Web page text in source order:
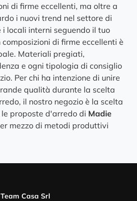
di firme eccellenti, ma oltre a
i nuovi trend nel settore di
locali interni seguendo il tuo
di firme eccellenti è
Materiali pregiati,
e ogni tipologia di consiglio
Per chi ha intenzione di unire
qualità durante la scelta
il nostro negozio è la scelta
proposte d'arredo di Madie
mezzo di metodi produttivi
Team Casa Srl